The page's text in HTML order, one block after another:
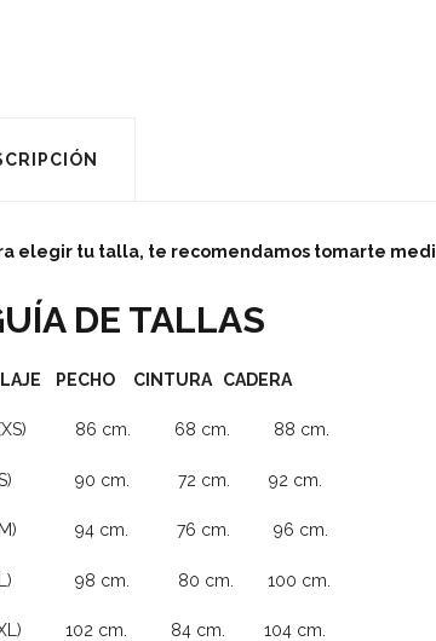
elegir tu talla, te recomendamos tomarte
DE TALLAS
PECHO CINTURA CADERA
(XS) 86 cm. 68 cm. 88 cm.
(S) 90 cm. 72 cm. 92 cm.
(M) 94 cm. 76 cm. 96 cm.
(L) 98 cm. 80 cm. 100 cm.
102 cm. 84 cm. 104 cm.